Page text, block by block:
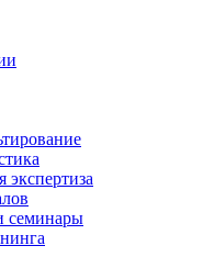
экспертиза
семинары